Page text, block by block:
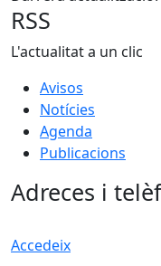
RSS
L'actualitat a un clic
Avisos
Notícies
Agenda
Publicacions
Adreces i
Accedeix